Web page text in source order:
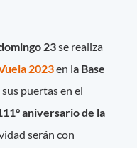
23se realiza
2023en la Base
puertas en el
aniversario de la
serán con